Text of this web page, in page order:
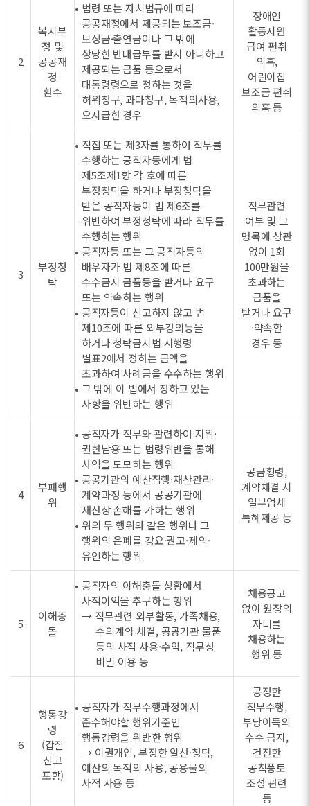
2
복지부
정 및
공공재
정
환수
• 법령 또는 자치법규에 따라
공공재정에서 제공되는 보조금·
보상금·출연금이나 그 밖에
상당한 반대급부를 받지 아니하고
제공되는 금품 등으로서
대통령령으로 정하는 것을
허위청구, 과다청구, 목적외사용,
오지급한 경우
장애인
활동지원
급여 편취
의혹,
어린이집
보조금 편취
의혹 등
3
부정청
탁
• 직접 또는 제3자를 통하여 직무를
수행하는 공직자등에게 법
제5조제1항 각 호에 따른
부정청탁을 하거나 부정청탁을
받은 공직자등이 법 제6조를
위반하여 부정청탁에 따라 직무를
수행하는 행위
• 공직자등 또는 그 공직자등의
배우자가 법 제8조에 따른
수수금지 금품등을 받거나 요구
또는 약속하는 행위
• 공직자등이 신고하지 않고 법
제10조에 따른 외부강의등을
하거나 청탁금지법 시행령
별표2에서 정하는 금액을
초과하여 사례금을 수수하는 행위
• 그 밖에 이 법에서 정하고 있는
사항을 위반하는 행위
직무관련
여부 및 그
명목에 상관
없이 1회
100만원을
초과하는
금품을
받거나 요구
·약속한
경우 등
4
부패행
위
• 공직자가 직무와 관련하여 지위·
권한남용 또는 법령위반을 통해
사익을 도모하는 행위
• 공공기관의 예산집행·재산관리·
계약과정 등에서 공공기관에
재산상 손해를 가하는 행위
• 위의 두 행위와 같은 행위나 그
행위의 은폐를 강요·권고·제의·
유인하는 행위
공금횡령,
계약체결 시
일부업체
특혜제공 등
5
이해충
돌
• 공직자의 이해충돌 상황에서
사적이익을 추구하는 행위
→ 직무관련 외부활동, 가족채용,
수의계약 체결, 공공기관 물품
등의 사적 사용·수익, 직무상
비밀 이용 등
채용공고
없이 원장의
자녀를
채용하는
행위 등
6
행동강
령
(갑질
신고
포함)
• 공직자가 직무수행과정에서
준수해야할 행위기준인
행동강령을 위반한 행위
→ 이권개입, 부정한 알선·청탁,
예산의 목적외 사용, 공용물의
사적 사용 등
공정한
직무수행,
부당이득의
수수 금지,
건전한
공칙풍토
조성 관련
등